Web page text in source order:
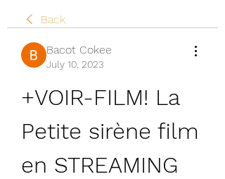
Back
Bacot Cokee
July 10, 2023
+VOIR-FILM! La
Petite sirène film
en STREAMING